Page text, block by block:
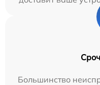
Большинство